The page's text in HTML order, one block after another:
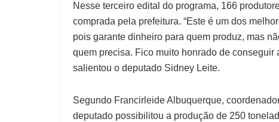
Nesse terceiro edital do programa, 166
comprada pela prefeitura. “Este é um dos
pois garante dinheiro para quem produz, mas
quem precisa. Fico muito honrado de conseguir
salientou o deputado Sidney Leite.
Segundo Francirleide Albuquerque,
deputado possibilitou a produção de 250